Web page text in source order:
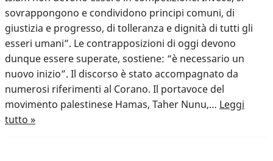
sovrappongono e condividono principi comuni, di
giustizia e progresso, di tolleranza e dignità di tutti gli
esseri umani”. Le contrapposizioni di oggi devono
dunque essere superate, sostiene: “è necessario un
nuovo inizio”. Il discorso è stato accompagnato da
numerosi riferimenti al Corano. Il portavoce del
movimento palestinese Hamas, Taher Nunu,… Leggi
tutto »